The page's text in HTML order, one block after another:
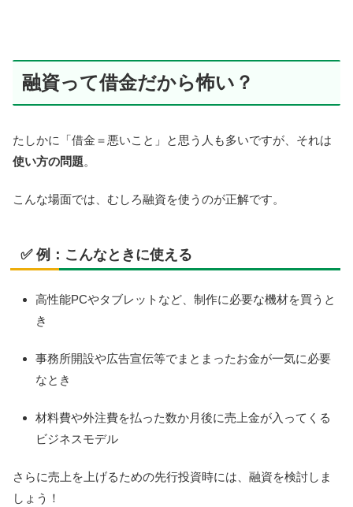
融資って借金だから怖い？
たしかに「借金＝悪いこと」と思う人も多いですが、それは
使い方の問題。
こんな場面では、むしろ融資を使うのが正解です。
✅ 例：こんなときに使える
高性能PCやタブレットなど、制作に必要な機材を買うと
き
事務所開設や広告宣伝等でまとまったお金が一気に必要
なとき
材料費や外注費を払った数か月後に売上金が入ってくる
ビジネスモデル
さらに売上を上げるための先行投資時には、融資を検討しま
しょう！